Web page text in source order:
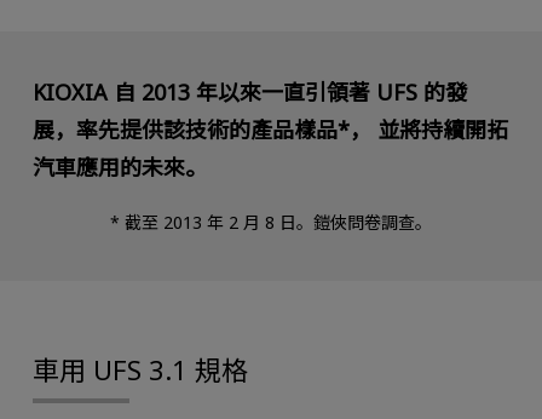
KIOXIA 自 2013 年以來一直引領著 UFS 的發
展，率先提供該技術的產品樣品*，
並將持續開拓
汽車應用的未來。
* 截至 2013 年 2 月 8 日。鎧俠問卷調查。
車用 UFS 3.1 規格